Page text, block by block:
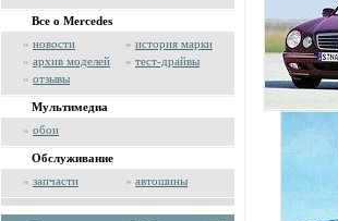
Все о Mercedes
» новости » история марки
» архив моделей » тест-драйвы
» отзывы
Мультимедиа
» обои
Обслуживание
» запчасти » автошины